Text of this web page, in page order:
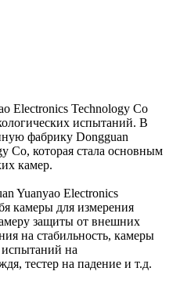
Electronics Technology Co
испытаний. В
фабрику Dongguan
Co, которая стала основным
камер.
Yuanyao Electronics
камеры для измерения
защиты от внешних
на стабильность, камеры
испытаний на
тестер на падение и т.д.